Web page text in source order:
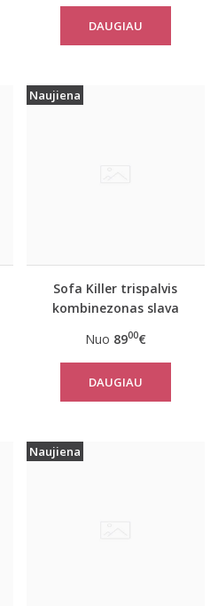
DAUGIAU
Naujiena
Sofa Killer trispalvis
kombinezonas slava
Nuo 8900€
DAUGIAU
Naujiena